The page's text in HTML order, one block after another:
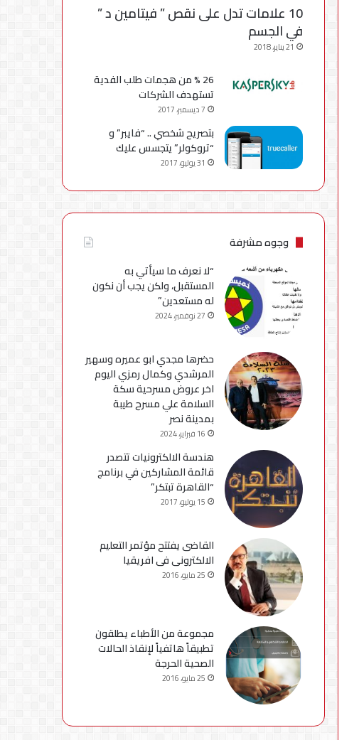
10 علامات تدل على نقص ” فيتامين د ”
في الجسم
21 يناير، 2018
26 % من هجمات طلب الفدية
تستهدف الشركات
7 ديسمبر، 2017
بتصريح شخصي .. “فايبر” و
“تروكولر” يتجسس عليك
31 يوليو، 2017
وجوه مشرفة
“لا نعرف ما سيأتي به
المستقبل، ولكن يجب أن نكون
له مستعدين”
27 نوفمبر، 2024
حضرها مجدي ابو عميره وسهير
المرشدي وكمال رمزي اليوم
اخر عروض مسرحية سكة
السلامة علي مسرح طيبة
بمدينة نصر
16 فبراير، 2024
هندسة الالكترونيات تتصدر
قائمة المشاركين في برنامج
“القاهرة تبتكر”
15 يوليو، 2017
القاضى يفتتح مؤتمر التعليم
الالكترونى فى افريقيا
25 مايو، 2016
مجموعة من الأطباء يطلقون
تطبيقاً هاتفياً لإنقاذ الحالات
الصحية الحرجة
25 مايو، 2016